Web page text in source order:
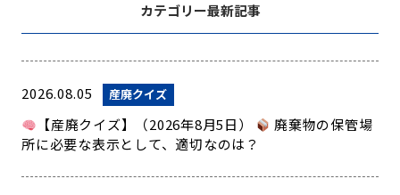
カテゴリー最新記事
2026.08.05 産廃クイズ
【産廃クイズ】（2026年8月5日）
廃棄物の保管場
所に必要な表示として、適切なのは？